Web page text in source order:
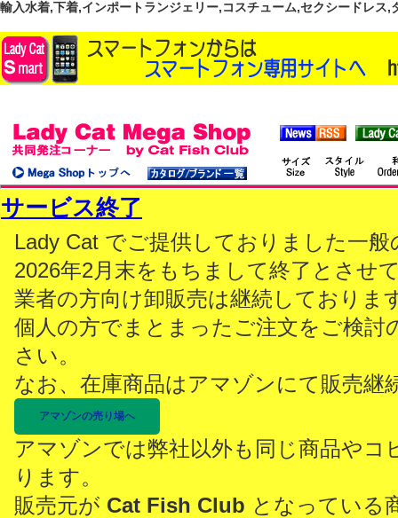
輸入水着,下着,インポートランジェリー,コスチューム,セクシードレス
サービス終了
Lady Cat でご提供しておりました一
2026年2月末をもちまして終了とさせ
業者の方向け卸販売は継続しておりま
個人の方でまとまったご注文をご検討
さい。
なお、在庫商品はアマゾンにて販売継
アマゾンの売り場へ
アマゾンでは弊社以外も同じ商品やコ
ります。
販売元が Cat Fish Club となっている